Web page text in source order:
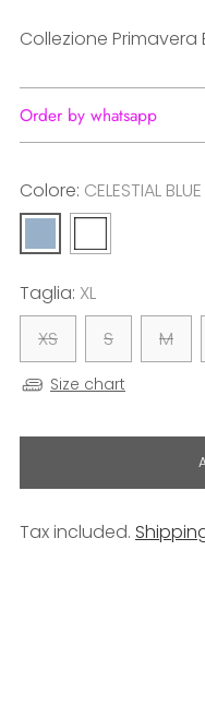
Collezione Primavera
Order by whatsapp
Colore: CELESTIAL BLUE
Taglia: XL
XS
S M
Size chart
Tax included.